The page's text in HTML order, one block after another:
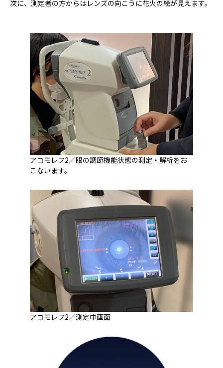
次に、測定者の方からはレンズの向こうに花火の絵が見えます。
アコモレフ2／眼の調節機能状態の測定・解析をお
こないます。
アコモレフ2／測定中画面